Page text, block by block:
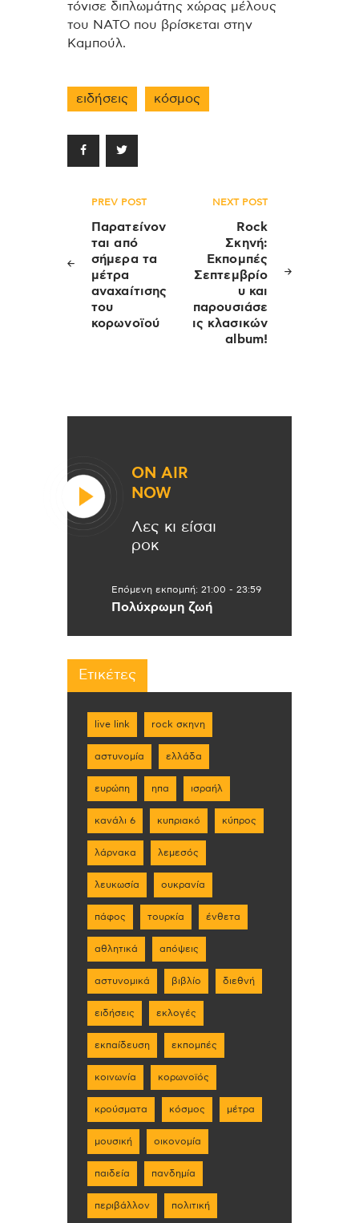
τόνισε διπλωμάτης χώρας μέλους
του NATO που βρίσκεται στην
Καμπούλ.
ειδήσεις κόσμος
Πλοήγηση
άρθρων
PREV POST
Παρατείνον
ται από
σήμερα τα
μέτρα
αναχαίτισης
του
κορωνοϊού
NEXT POST
Rock
Σκηνή:
Εκπομπές
Σεπτεμβρίο
υ και
παρουσιάσε
ις κλασικών
album!
ON AIR
NOW
Λες κι είσαι
ροκ
Επόμενη εκπομπή: 21:00 - 23:59
Πολύχρωμη ζωή
Ετικέτες
live link rock σκηνη
αστυνομία ελλάδα
ευρώπη ηπα ισραήλ
κανάλι 6 κυπριακό κύπρος
λάρνακα λεμεσός
λευκωσία ουκρανία
πάφος τουρκία ένθετα
αθλητικά απόψεις
αστυνομικά βιβλίο διεθνή
ειδήσεις εκλογές
εκπαίδευση εκπομπές
κοινωνία κορωνοϊός
κρούσματα κόσμος μέτρα
μουσική οικονομία
παιδεία πανδημία
περιβάλλον πολιτική